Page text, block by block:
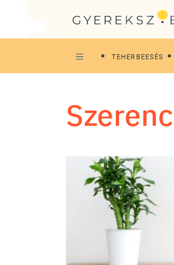
TEHERBEESÉS